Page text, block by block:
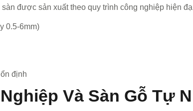
được sản xuất theo quy trình công nghiệp hiện
0.5-6mm)
định
Và Sàn Gỗ Tự